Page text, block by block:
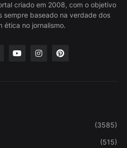
criado em 2008, com o objetivo
sempre baseado na verdade dos
ética no jornalismo.
(3585)
(515)